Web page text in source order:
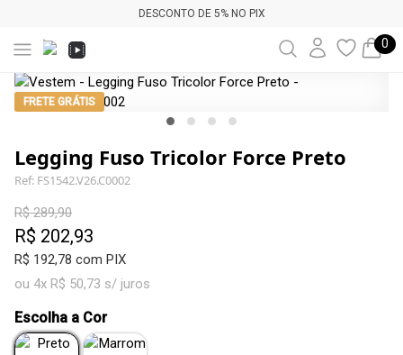
DESCONTO DE 5% NO PIX
0
FRETE GRÁTIS
Legging Fuso Tricolor Force Preto
Ref: FS1542.V26.C0002
R$ 289,90
R$ 202,93
R$ 192,78 com PIX
ou 4x R$ 50,73 s/ juros
Escolha a Cor